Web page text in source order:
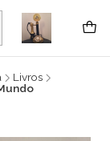
em Viana do
Livros